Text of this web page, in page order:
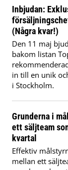
Inbjudan:
(Några kvar!)
Den 11 maj
bakom listan
in till en unik
i Stockholm.
Grunderna i
ett säljteam
kvartal
Effektiv
mellan ett